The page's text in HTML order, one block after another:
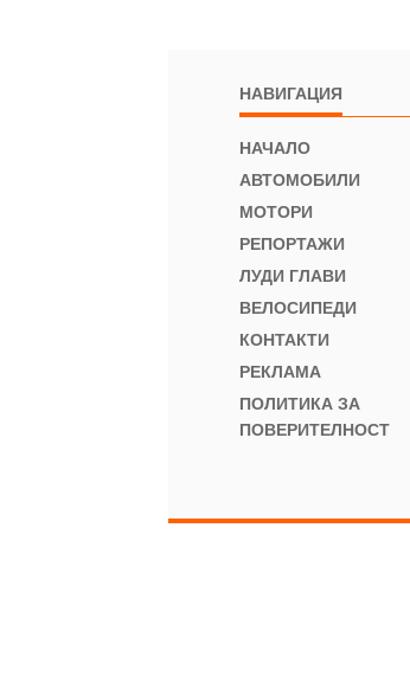
НАВИГАЦИЯ
НАЧАЛО
АВТОМОБИЛИ
МОТОРИ
РЕПОРТАЖИ
ЛУДИ ГЛАВИ
ВЕЛОСИПЕДИ
КОНТАКТИ
РЕКЛАМА
ПОЛИТИКА ЗА
ПОВЕРИТЕЛНОСТ